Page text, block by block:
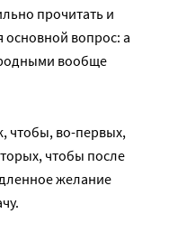
прочитать и
основной вопрос: а
вообще
чтобы, во-первых,
чтобы после
желание